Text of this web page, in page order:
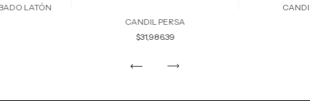
LATÓN
CANDIL PERSA
$31,986.39